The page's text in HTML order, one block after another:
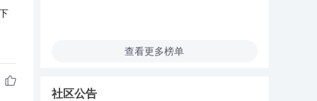
查看更多榜单
社区公告